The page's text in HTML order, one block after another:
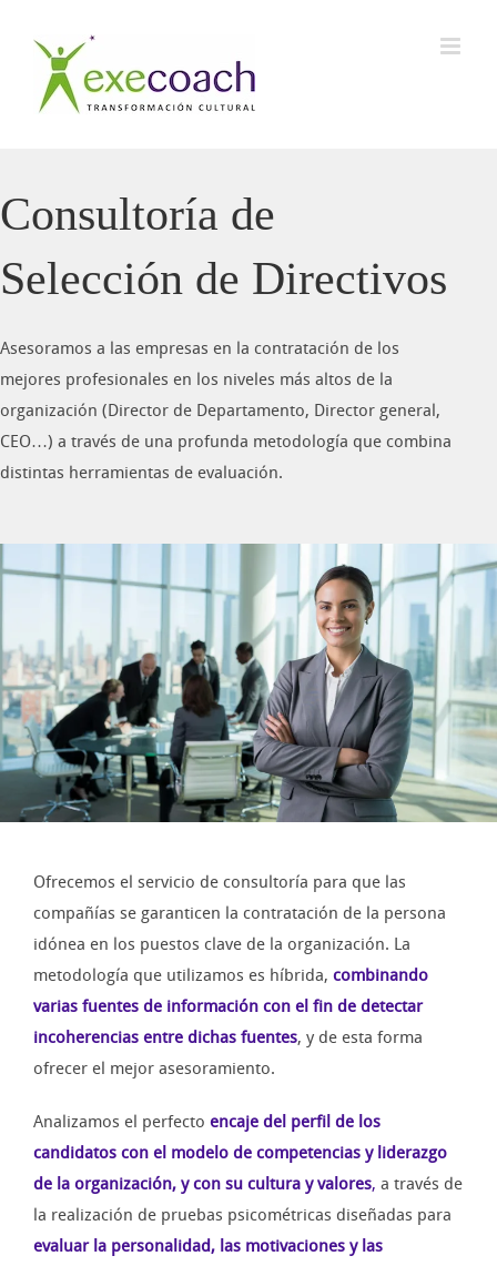
contenido
Consultoría de
Selección de Directivos
Asesoramos a las empresas en la contratación de los
mejores profesionales en los niveles más altos de la
organización (Director de Departamento, Director general,
CEO…) a través de una profunda metodología que combina
distintas herramientas de evaluación.
Ofrecemos el servicio de consultoría para que las
compañías se garanticen la contratación de la persona
idónea en los puestos clave de la organización. La
metodología que utilizamos es híbrida, combinando
varias fuentes de información con el fin de detectar
incoherencias entre dichas fuentes, y de esta forma
ofrecer el mejor asesoramiento.
Analizamos el perfecto encaje del perfil de los
candidatos con el modelo de competencias y liderazgo
de la organización, y con su cultura y valores, a través de
la realización de pruebas psicométricas diseñadas para
evaluar la personalidad, las motivaciones y las